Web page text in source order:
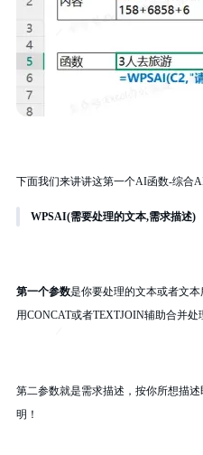
下面我们来讲讲这第一个AI函数-综合
WPSAI(需要处理的文本,需求描述)
第一个参数是你要处理的文本或者文
用CONCAT或者TEXTJOIN辅助合并
第二参数就是需求描述，按你所想描
明！